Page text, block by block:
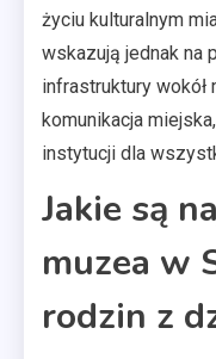
życiu kulturalnym
wskazują jednak na
infrastruktury wokół
komunikacja
instytucji dla
Jakie są
muzea w
rodzin z